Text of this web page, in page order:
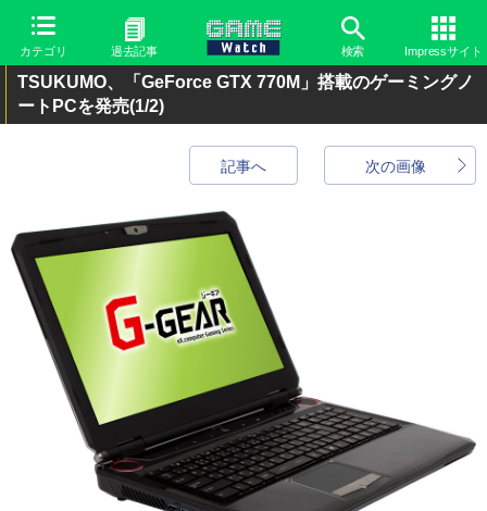
カテゴリ 過去記事 検索 Impressサイト
TSUKUMO、「GeForce GTX 770M」搭載のゲーミングノ
ートPCを発売(1/2)
次の画像
記事へ